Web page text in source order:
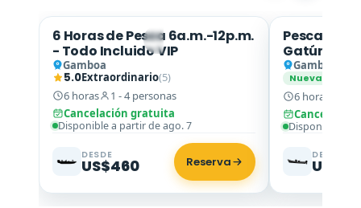
Robalo · Sabalo Real
6 Horas de Pesca 6a.m.-12p.m.
- Todo Incluido VIP
Gamboa
5.0Extraordinario(5)
6 horas
1 - 4 personas
Cancelación gratuita
Disponible a partir de ago. 7
DESDE
US$460 Reserva
Pesca
Gatún – 5
Gamboa
Nueva
6 horas
Disponible a
DESDE